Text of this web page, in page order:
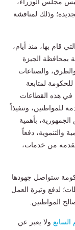
مجلس الوزراء،
وذلك لمناقشة
قام بها، منذ أيام،
بمحافظة الجيزة
والصناعات
للحكومة لمتابعة
في هذه القطاعات
للمواطنين، وتنفيذاً
بأهمية
والتنموية، دفعاً
من خدمات،
ستواصل جهودها
لدفع وتيرة العمل
المواطنين.
السابع ولا يعبر عن